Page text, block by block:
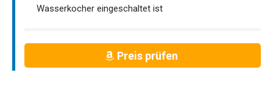
Wasserkocher eingeschaltet ist
Preis prüfen